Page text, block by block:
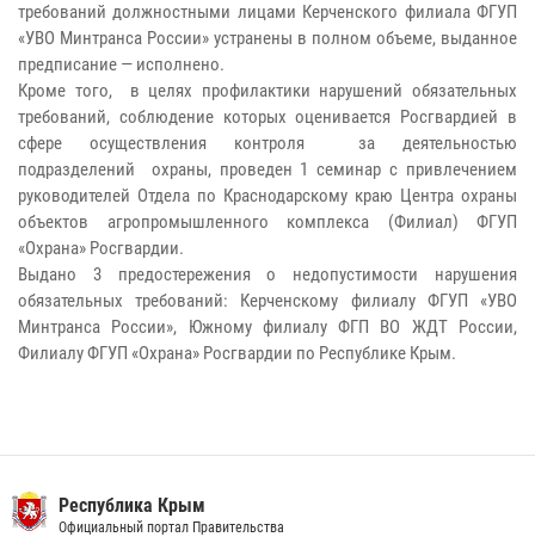
требований должностными лицами Керченского филиала ФГУП
«УВО Минтранса России» устранены в полном объеме, выданное
предписание — исполнено.
Кроме того, в целях профилактики нарушений обязательных
требований, соблюдение которых оценивается Росгвардией в
сфере осуществления контроля за деятельностью
подразделений охраны, проведен 1 семинар с привлечением
руководителей Отдела по Краснодарскому краю Центра охраны
объектов агропромышленного комплекса (Филиал) ФГУП
«Охрана» Росгвардии.
Выдано 3 предостережения о недопустимости нарушения
обязательных требований: Керченскому филиалу ФГУП «УВО
Минтранса России», Южному филиалу ФГП ВО ЖДТ России,
Филиалу ФГУП «Охрана» Росгвардии по Республике Крым.
Республика Крым
Официальный портал Правительства